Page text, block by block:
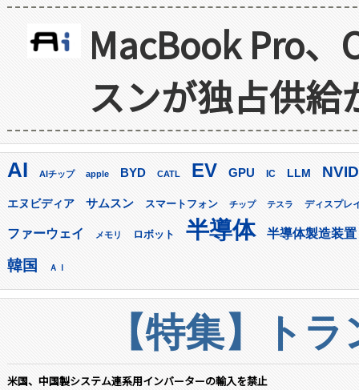
MacBook Pro
スンが独占供給
AI AIチップ apple BYD CATL EV GPU IC LLM
エヌビディア サムスン スマートフォン チップ テスラ ディスプレ
ファーウェイ メモリ ロボット 半導体 半導体製造装置
韓国 ＡＩ
【特集】ト
米国、中国製システム連系用インバーターの輸入を禁止